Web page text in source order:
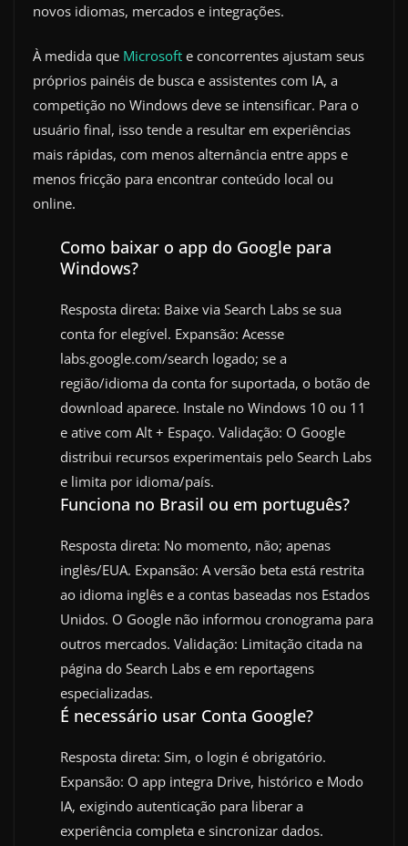
novos idiomas, mercados e integrações.
À medida que Microsoft e concorrentes ajustam seus
próprios painéis de busca e assistentes com IA, a
competição no Windows deve se intensificar. Para o
usuário final, isso tende a resultar em experiências
mais rápidas, com menos alternância entre apps e
menos fricção para encontrar conteúdo local ou
online.
Como baixar o app do Google para
Windows?
Resposta direta: Baixe via Search Labs se sua
conta for elegível. Expansão: Acesse
labs.google.com/search logado; se a
região/idioma da conta for suportada, o botão de
download aparece. Instale no Windows 10 ou 11
e ative com Alt + Espaço. Validação: O Google
distribui recursos experimentais pelo Search Labs
e limita por idioma/país.
Funciona no Brasil ou em português?
Resposta direta: No momento, não; apenas
inglês/EUA. Expansão: A versão beta está restrita
ao idioma inglês e a contas baseadas nos Estados
Unidos. O Google não informou cronograma para
outros mercados. Validação: Limitação citada na
página do Search Labs e em reportagens
especializadas.
É necessário usar Conta Google?
Resposta direta: Sim, o login é obrigatório.
Expansão: O app integra Drive, histórico e Modo
IA, exigindo autenticação para liberar a
experiência completa e sincronizar dados.